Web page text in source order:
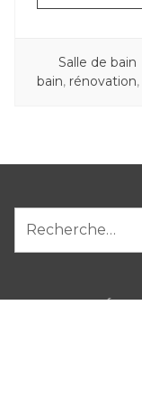
POSTED
IN
Salle de bain
bain, rénovation,